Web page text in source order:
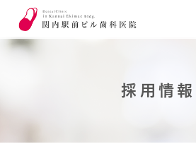
採用情報